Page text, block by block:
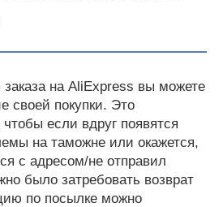
на AliExpress вы можете
своей покупки. Это
если вдруг появятся
на таможне или окажется,
с адресом/не отправил
было затребовать возврат
по посылке можно